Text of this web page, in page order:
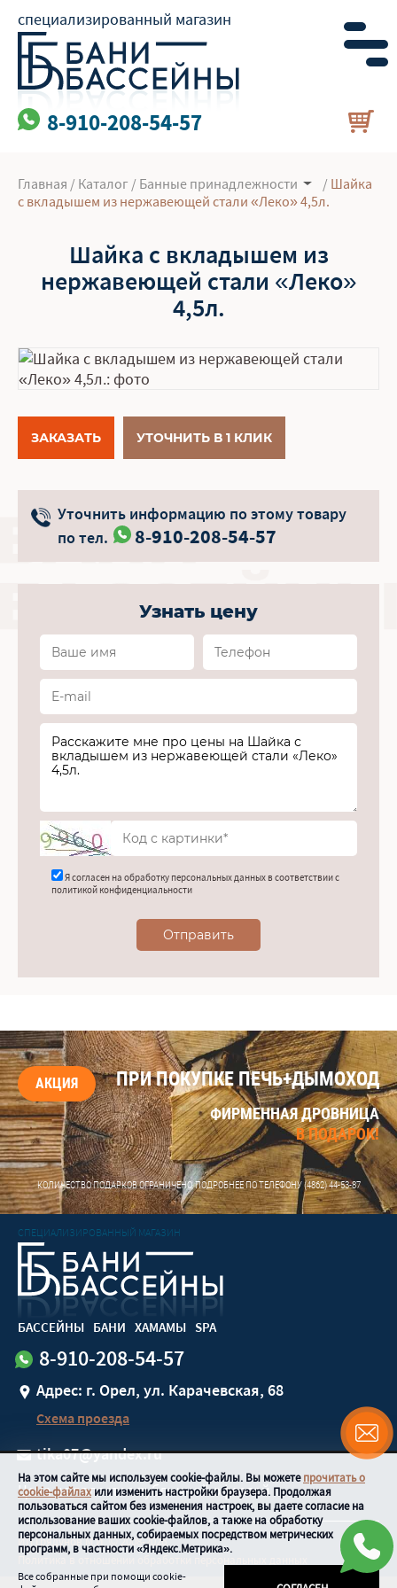
специализированный магазин
8-910-208-54-57
Главная / Каталог / Банные принадлежности / Шайка
с вкладышем из нержавеющей стали «Леко» 4,5л.
Шайка с вкладышем из
нержавеющей стали «Леко»
4,5л.
ЗАКАЗАТЬ УТОЧНИТЬ В 1 КЛИК
Уточнить информацию по этому товару
по тел.
8-910-208-54-57
Узнать цену
Я согласен на обработку персональных данных в соответствии с
политикой конфиденциальности
Отправить
АКЦИЯ ПРИ ПОКУПКЕ ПЕЧЬ+ДЫМОХОД
ФИРМЕННАЯ ДРОВНИЦА
В ПОДАРОК!
КОЛИЧЕСТВО ПОДАРКОВ ОГРАНИЧЕНО, ПОДРОБНЕЕ ПО ТЕЛЕФОНУ(4862) 44-53-87
СПЕЦИАЛИЗИРОВАННЫЙ МАГАЗИН
БАССЕЙНЫ БАНИ ХАМАМЫ SPA
Адрес: г. Орел, ул. Карачевская, 68
Схема проезда
8-910-208-54-57
tika07@yandex.ru
Цена не является публичной офертой
ИП Грядунов М.И.© 2008-2026
Политика в отношении обработки персональных данных
На этом сайте мы используем cookie-файлы. Вы можетепрочитать о
cookie-файлахили изменить настройки браузера. Продолжая
пользоваться сайтом без изменения настроек, вы даете согласие на
использование ваших cookie-файлов, а также на обработку
персональных данных, собираемых посредством метрических
программ, в частности «Яндекс.Метрика».
Все собранные при помощи cookie-